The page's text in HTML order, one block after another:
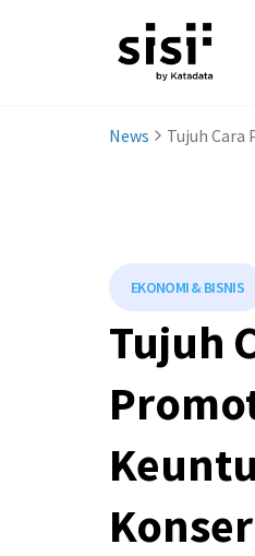
News Tujuh Cara
EKONOMI & BISNIS
Tujuh